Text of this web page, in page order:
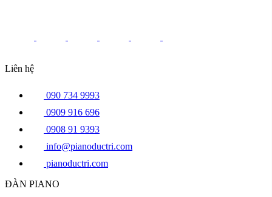
Liên hệ
090 734 9993
0909 916 696
0908 91 9393
info@pianoductri.com
pianoductri.com
ĐÀN PIANO